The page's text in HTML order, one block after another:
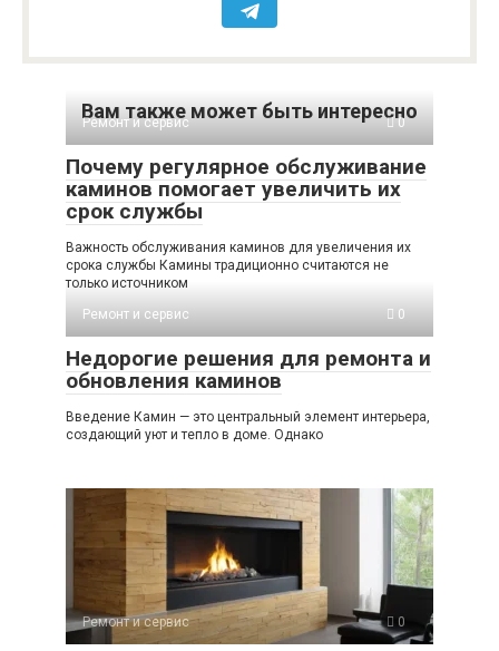
Вам также может быть интересно
Ремонт и сервис 0
Почему регулярное обслуживание
каминов помогает увеличить их
срок службы
Важность обслуживания каминов для увеличения их
срока службы Камины традиционно считаются не
только источником
Ремонт и сервис
0
Недорогие решения для ремонта и
обновления каминов
Введение Камин — это центральный элемент интерьера,
создающий уют и тепло в доме. Однако
Ремонт и сервис 0